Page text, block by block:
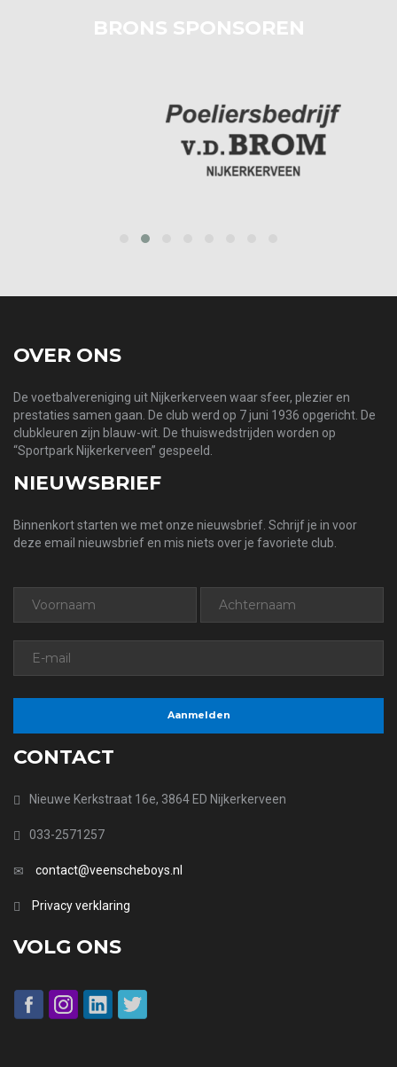
BRONS SPONSOREN
OVER ONS
De voetbalvereniging uit Nijkerkerveen waar sfeer, plezier en
prestaties samen gaan. De club werd op 7 juni 1936 opgericht. De
clubkleuren zijn blauw-wit. De thuiswedstrijden worden op
“Sportpark Nijkerkerveen” gespeeld.
NIEUWSBRIEF
Binnenkort starten we met onze nieuwsbrief. Schrijf je in voor
deze email nieuwsbrief en mis niets over je favoriete club.
CONTACT
Nieuwe Kerkstraat 16e, 3864 ED Nijkerkerveen
033-2571257
contact@veenscheboys.nl
Privacy verklaring
VOLG ONS